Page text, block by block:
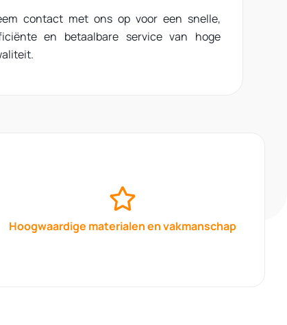
contact met ons op voor een snelle,
en betaalbare service van hoge
Hoogwaardige materialen en vakmanschap